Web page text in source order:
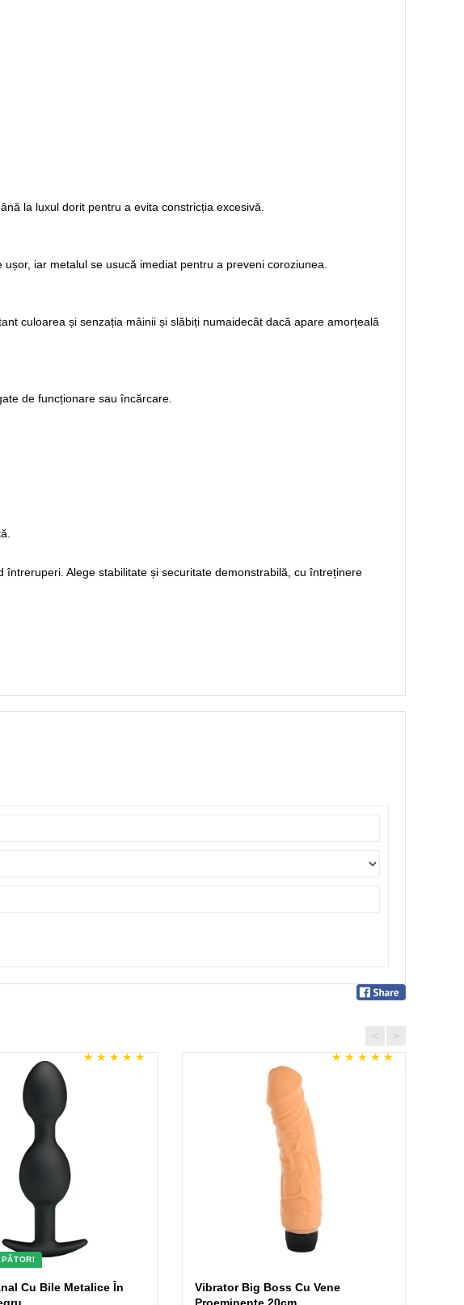
la luxul dorit pentru a evita constricția excesivă.
iar metalul se usucă imediat pentru a preveni coroziunea.
culoarea și senzația mâinii și slăbiți numaidecât dacă apare amorțeală
de funcționare sau încărcare.
Alege stabilitate și securitate demonstrabilă, cu întreținere
Cu Bile Metalice În
Vibrator Big Boss Cu Vene
Proeminente 20cm
< >